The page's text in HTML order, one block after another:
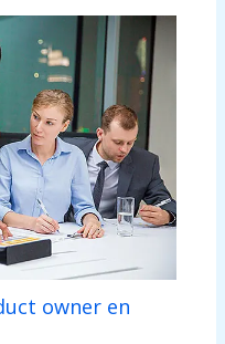
owner en